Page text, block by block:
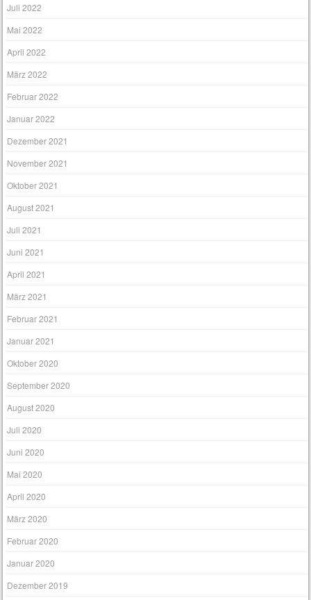
Juli 2022
Mai 2022
April 2022
März 2022
Februar 2022
Januar 2022
Dezember 2021
November 2021
Oktober 2021
August 2021
Juli 2021
Juni 2021
April 2021
März 2021
Februar 2021
Januar 2021
Oktober 2020
September 2020
August 2020
Juli 2020
Juni 2020
Mai 2020
April 2020
März 2020
Februar 2020
Januar 2020
Dezember 2019